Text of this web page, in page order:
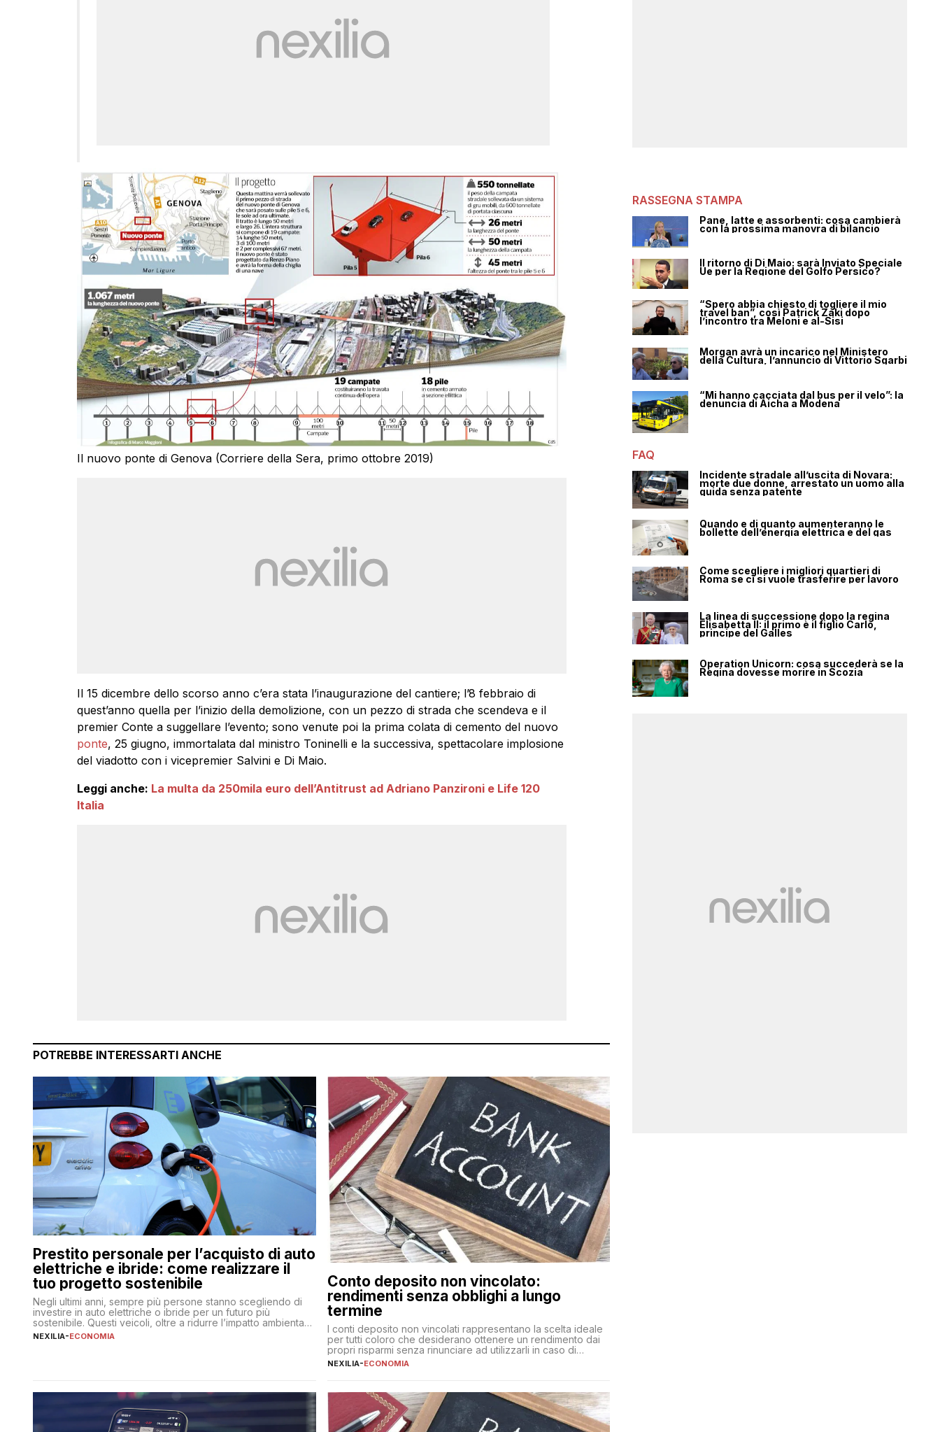
Il nuovo ponte di Genova (Corriere della Sera, primo ottobre 2019)
Il 15 dicembre dello scorso anno c’era stata l’inaugurazione del cantiere; l’8 febbraio di
quest’anno quella per l’inizio della demolizione, con un pezzo di strada che scendeva e il
premier Conte a suggellare l’evento; sono venute poi la prima colata di cemento del nuovo
ponte, 25 giugno, immortalata dal ministro Toninelli e la successiva, spettacolare implosione
del viadotto con i vicepremier Salvini e Di Maio.
Leggi anche: La multa da 250mila euro dell’Antitrust ad Adriano Panzironi e Life 120
Italia
POTREBBE INTERESSARTI ANCHE
Prestito personale per l’acquisto di auto
elettriche e ibride: come realizzare il
tuo progetto sostenibile
Negli ultimi anni, sempre più persone stanno scegliendo di
investire in auto elettriche o ibride per un futuro più
sostenibile. Questi veicoli, oltre a ridurre l’impatto ambientale,
offrono vantaggi economici a lungo termine, come minori
NEXILIA-ECONOMIA
Conto deposito non vincolato:
rendimenti senza obblighi a lungo
termine
I conti deposito non vincolati rappresentano la scelta ideale
per tutti coloro che desiderano ottenere un rendimento dai
propri risparmi senza rinunciare ad utilizzarli in caso di
necessità. A differenza delle forme vincolate tradizionali,
flessibilità e rendimento. Come funzionano […]
NEXILIA-ECONOMIA
RASSEGNA STAMPA
Pane, latte e assorbenti: cosa cambierà
con la prossima manovra di bilancio
Il ritorno di Di Maio: sarà Inviato Speciale
Ue per la Regione del Golfo Persico?
“Spero abbia chiesto di togliere il mio
travel ban”, così Patrick Zaki dopo
l’incontro tra Meloni e al-Sisi
Morgan avrà un incarico nel Ministero
della Cultura, l’annuncio di Vittorio Sgarbi
“Mi hanno cacciata dal bus per il velo”: la
denuncia di Aicha a Modena
FAQ
Incidente stradale all’uscita di Novara:
morte due donne, arrestato un uomo alla
guida senza patente
Quando e di quanto aumenteranno le
bollette dell’energia elettrica e del gas
Come scegliere i migliori quartieri di
Roma se ci si vuole trasferire per lavoro
La linea di successione dopo la regina
Elisabetta II: il primo è il figlio Carlo,
principe del Galles
Operation Unicorn: cosa succederà se la
Regina dovesse morire in Scozia